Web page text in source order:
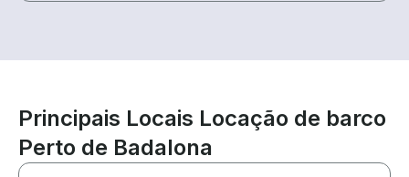
Principais Locais Locação de barco
Perto de Badalona